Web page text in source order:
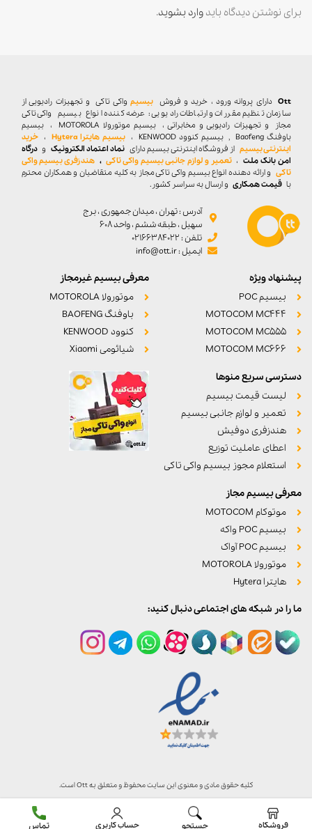
برای نوشتن دیدگاه باید وارد بشوید.
Ottدارای پروانه ورود ، خرید و فروش بیسیمواکی تاکیو تجهیزات رادیویی از
سازمان تنظیم مقررات و ارتباطات رادیویی : عرضه کننده انواع بیسیم واکی تاکی
مجاز و تجهیزات رادیویی و مخابراتی ، بیسیم موتورولا MOTOROLA ، بیسیم
باوفنگ Baofeng , بیسیم کنوود KENWOOD ،
بیسیم هایترا Hytera ، خرید
اینترنتی بیسیم از فروشگاه اینترنتی بیسیم دارای نماد اعتماد الکترونیک و درگاه
امن بانک ملت،تعمیر و لوازم جانبی بیسیم واکی تاکی،هندزفری بیسیم واکی
تاکی و ارائه دهنده انواع بیسیم واکی تاکی مجاز به کلیه متقاضیان و همکاران محترم
با قیمت همکاری و ارسال به سراسر کشور.
آدرس : تهران ، میدان جمهوری ، برج
سهیل ، طبقه ششم ، واحد ۶۰۸
تلفن : 02166384022
ایمیل : info@ott.ir
پیشنهاد ویژه
بیسیم POC
MOTOCOM MC444
MOTOCOM MC555
MOTOCOM MC666
دسترسی سریع منوها
لیست قیمت بیسیم
تعمیر و لوازم جانبی بیسیم
هندزفری دوفیش
اعطای عاملیت توزیع
استعلام مجوز بیسیم واکی تاکی
معرفی بیسیم غیرمجاز
موتورولا MOTOROLA
باوفنگ BAOFENG
کنوود KENWOOD
شیائومی Xiaomi
معرفی بیسیم مجاز
موتوکام MOTOCOM
بیسیم POC واکه
بیسیم POC آواک
موتورولا MOTOROLA
هایترا Hytera
ما را در شبکه های اجتماعی دنبال کنید:
کلیه حقوق مادی و معنوی این سایت محفوظ و متعلق به Ott است.
فروشگاه جستجو حساب کاربری تماس